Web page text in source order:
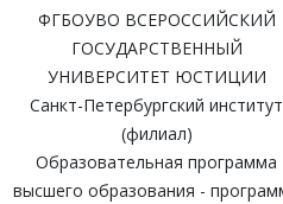
ФГБОУВО ВСЕРОССИЙСКИЙ
ГОСУДАРСТВЕННЫЙ
УНИВЕРСИТЕТ ЮСТИЦИИ
Санкт-Петербургский институт
(филиал)
Образовательная программа
высшего образования -